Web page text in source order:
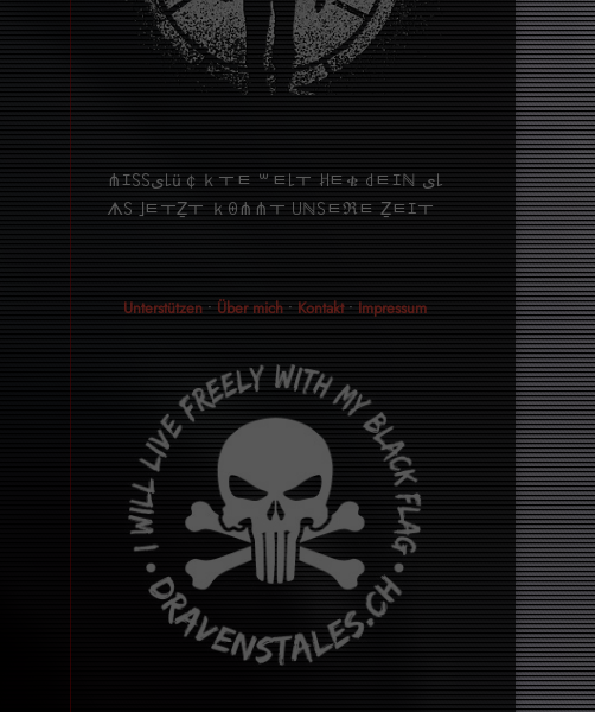
⋔ｴ꒚꒚ﻯ꒒ü￠ｋￓﾼ ꒳ﾼ꒒ￓ ꎧﾼቄ ꒯ﾼｴℕ ﻯ꒒
ᗑ꒚ ｣ﾼￓẔￓ ｋꑙ⋔⋔ￓ ꒤ℕ꒚ﾼℜﾼ Ẕﾼｴￓ
Unterstützen• Über mich• Kontakt• Impressum